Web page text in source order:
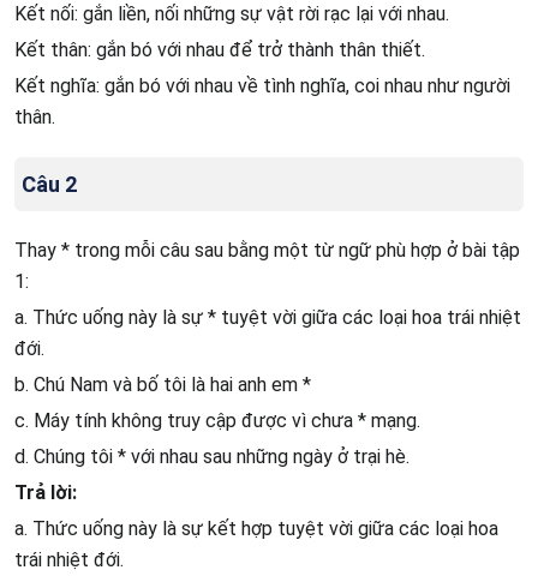
Kết nối: gắn liền, nối những sự vật rời rạc lại với nhau.
Kết thân: gắn bó với nhau để trở thành thân thiết.
Kết nghĩa: gắn bó với nhau về tình nghĩa, coi nhau như người
thân.
Câu 2
Thay * trong mỗi câu sau bằng một từ ngữ phù hợp ở bài tập
1:
a. Thức uống này là sự * tuyệt vời giữa các loại hoa trái nhiệt
đới.
b. Chú Nam và bố tôi là hai anh em *
c. Máy tính không truy cập được vì chưa * mạng.
d. Chúng tôi * với nhau sau những ngày ở trại hè.
Trả lời:
a. Thức uống này là sự kết hợp tuyệt vời giữa các loại hoa
trái nhiệt đới.